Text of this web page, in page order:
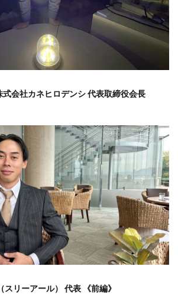
式会社カネヒロデンシ 代表取締役会長
スリーアール） 代表 《前編》